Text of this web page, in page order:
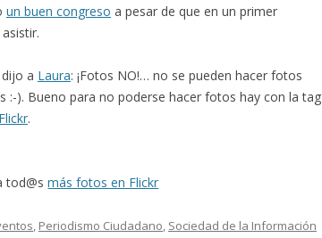
un buen congreso a pesar de que en un primer
a Laura: ¡Fotos NO!… no se pueden hacer fotos
:-). Bueno para no poderse hacer fotos hay con la tag
.
tod@smás fotos en Flickr
, Periodismo Ciudadano, Sociedad de la Información